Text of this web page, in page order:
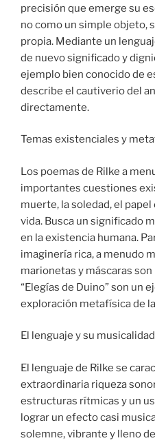
precisión que emerge su
no como un simple objeto,
propia. Mediante un
de nuevo significado y
ejemplo bien conocido de
describe el cautiverio del
directamente.
Temas existenciales y
Los poemas de Rilke a
importantes cuestiones
muerte, la soledad, el
vida. Busca un significado
en la existencia humana.
imaginería rica, a menudo
marionetas y máscaras
“Elegías de Duino” son un
exploración metafísica de
El lenguaje y su musicalidad
El lenguaje de Rilke se
extraordinaria riqueza
estructuras rítmicas y un
lograr un efecto casi
solemne, vibrante y lleno